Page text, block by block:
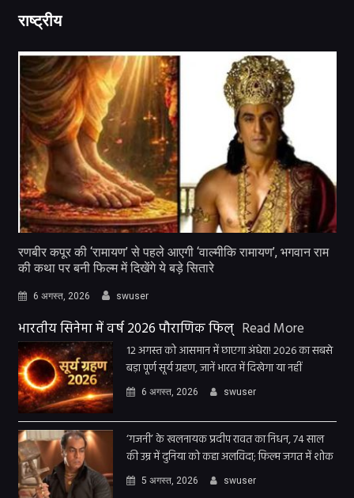
राष्ट्रीय
रणबीर कपूर की ‘रामायण’ से पहले आएगी ‘वाल्मीकि रामायण’, भगवान राम
की कथा पर बनी फिल्म में दिखेंगे ये बड़े सितारे
6 अगस्त, 2026 swuser
भारतीय सिनेमा में वर्ष 2026 पौराणिक फिल् Read More
12 अगस्त को आसमान में छाएगा अंधेरा! 2026 का सबसे
बड़ा पूर्ण सूर्य ग्रहण, जानें भारत में दिखेगा या नहीं
6 अगस्त, 2026 swuser
‘गजनी’ के खलनायक प्रदीप रावत का निधन, 74 साल
की उम्र में दुनिया को कहा अलविदा; फिल्म जगत में शोक
5 अगस्त, 2026 swuser